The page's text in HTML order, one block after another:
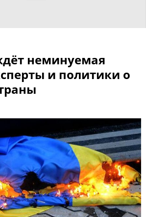
неминуемая
и политики о